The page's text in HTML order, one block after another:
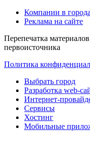
Компании в
Реклама на сайте
Перепечатка
первоисточника
Политика
Выбрать город
Разработка web-
Интернет-
Сервисы
Хостинг
Мобильные